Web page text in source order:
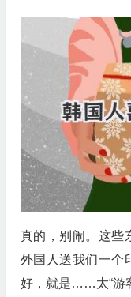
真的，别闹。这些
外国人送我们一个
好，就是……太“游